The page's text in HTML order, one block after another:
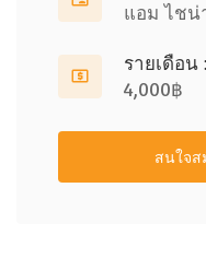
แอม ไชน่
รายเดือน :
4,000฿
สนใจส